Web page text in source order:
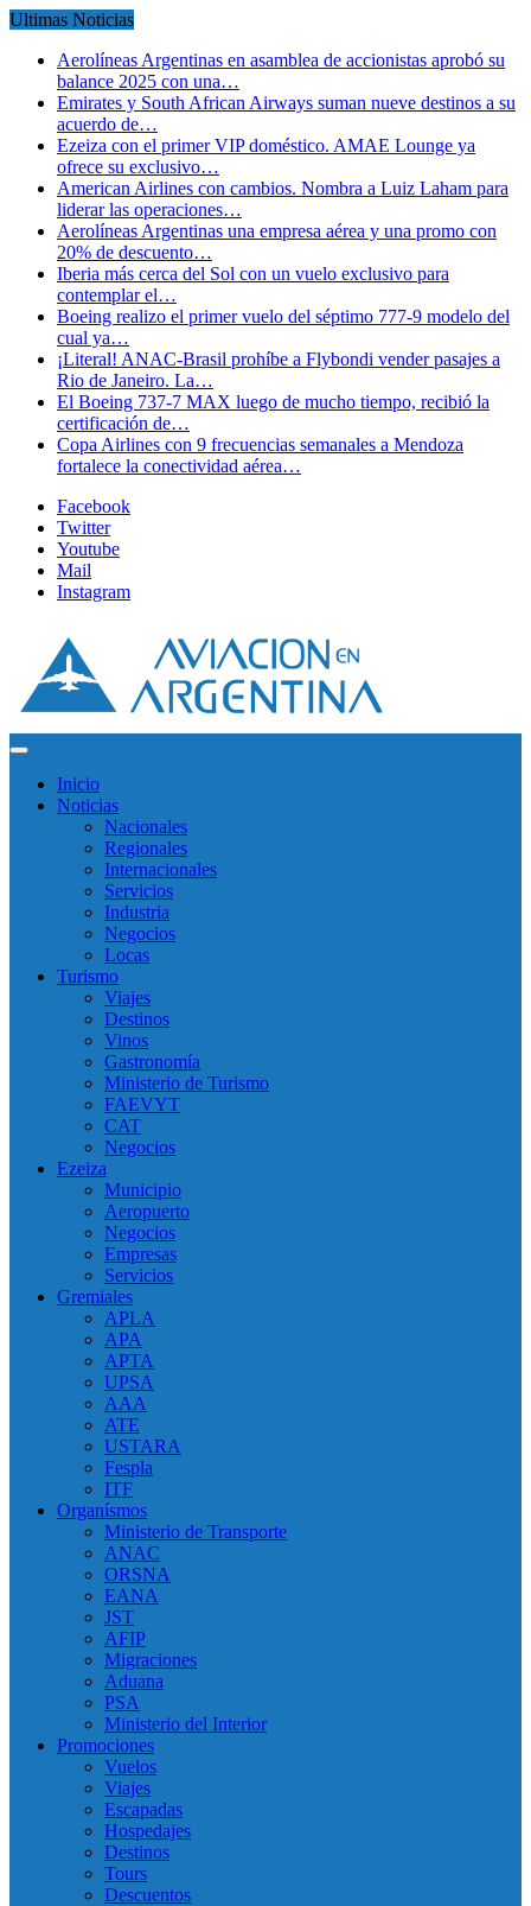
Ultimas Noticias
Aerolíneas Argentinas en asamblea de accionistas aprobó su
balance 2025 con una…
Emirates y South African Airways suman nueve destinos a su
acuerdo de…
Ezeiza con el primer VIP doméstico. AMAE Lounge ya
ofrece su exclusivo…
American Airlines con cambios. Nombra a Luiz Laham para
liderar las operaciones…
Aerolíneas Argentinas una empresa aérea y una promo con
20% de descuento…
Iberia más cerca del Sol con un vuelo exclusivo para
contemplar el…
Boeing realizo el primer vuelo del séptimo 777-9 modelo del
cual ya…
¡Literal! ANAC-Brasil prohíbe a Flybondi vender pasajes a
Rio de Janeiro. La…
El Boeing 737-7 MAX luego de mucho tiempo, recibió la
certificación de…
Copa Airlines con 9 frecuencias semanales a Mendoza
fortalece la conectividad aérea…
Facebook
Twitter
Youtube
Mail
Instagram
Inicio
Noticias
Nacionales
Regionales
Internacionales
Servicios
Industria
Negocios
Locas
Turismo
Viajes
Destinos
Vinos
Gastronomía
Ministerio de Turismo
FAEVYT
CAT
Negocios
Ezeiza
Municipio
Aeropuerto
Negocios
Empresas
Servicios
Gremiales
APLA
APA
APTA
UPSA
AAA
ATE
USTARA
Fespla
ITF
Organísmos
Ministerio de Transporte
ANAC
ORSNA
EANA
JST
AFIP
Migraciones
Aduana
PSA
Ministerio del Interior
Promociones
Vuelos
Viajes
Escapadas
Hospedajes
Destinos
Tours
Descuentos